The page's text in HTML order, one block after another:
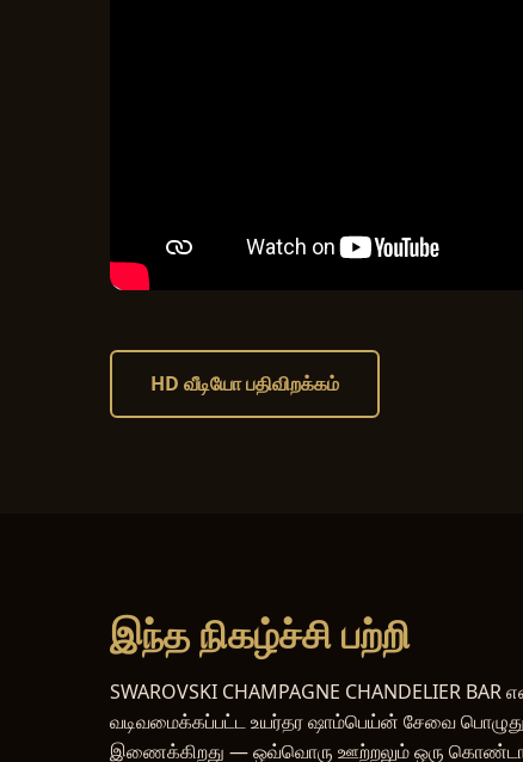
HD வீடியோ பதிவிறக்கம்
இந்த நிகழ்ச்சி பற்றி
SWAROVSKI CHAMPAGNE CHANDELIER
வடிவமைக்கப்பட்ட உயர்தர ஷாம்பெய்ன் சேவை
இணைக்கிறது — ஒவ்வொரு ஊற்றலும் ஒரு